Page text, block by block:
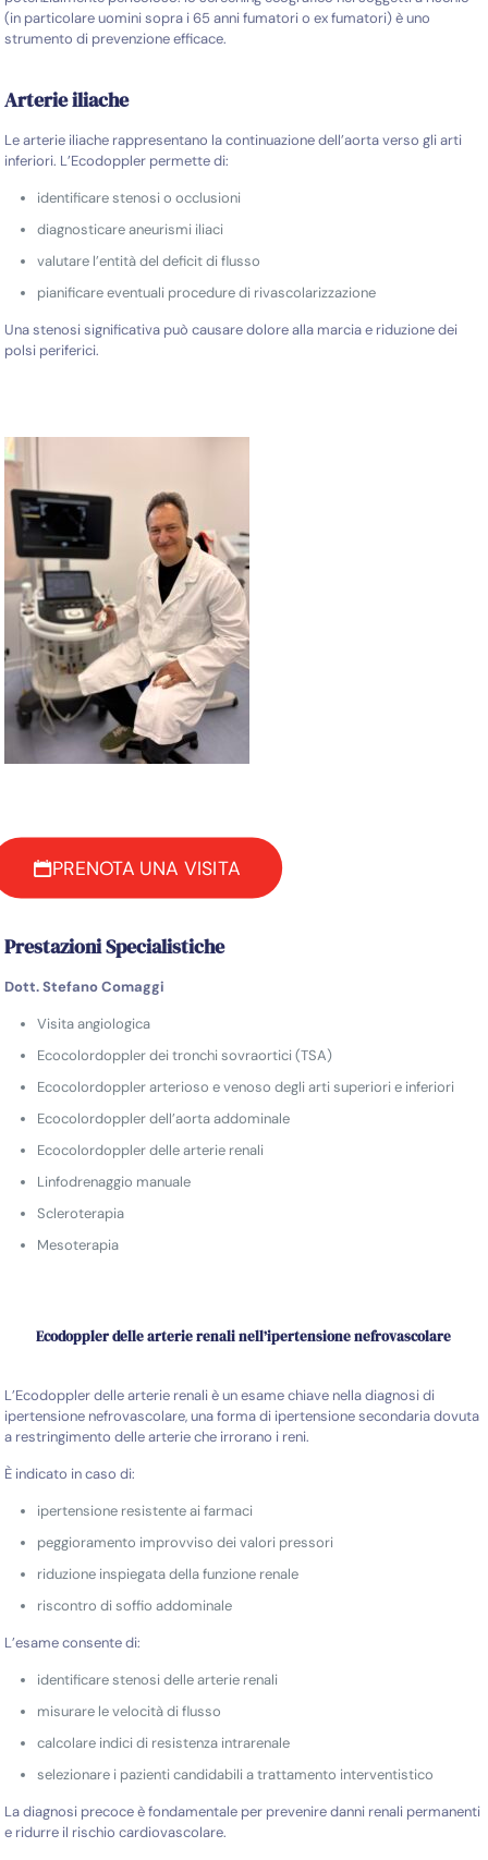
(in particolare uomini sopra i 65 anni fumatori o ex fumatori) è uno
strumento di prevenzione efficace.
Arterie iliache
Le arterie iliache rappresentano la continuazione dell’aorta verso gli arti
inferiori. L’Ecodoppler permette di:
identificare stenosi o occlusioni
diagnosticare aneurismi iliaci
valutare l’entità del deficit di flusso
pianificare eventuali procedure di rivascolarizzazione
Una stenosi significativa può causare dolore alla marcia e riduzione dei
polsi periferici.
PRENOTA UNA VISITA
Prestazioni Specialistiche
Dott. Stefano Comaggi
Visita angiologica
Ecocolordoppler dei tronchi sovraortici (TSA)
Ecocolordoppler arterioso e venoso degli arti superiori e inferiori
Ecocolordoppler dell’aorta addominale
Ecocolordoppler delle arterie renali
Linfodrenaggio manuale
Scleroterapia
Mesoterapia
Ecodoppler delle arterie renali nell’ipertensione nefrovascolare
L’Ecodoppler delle arterie renali è un esame chiave nella diagnosi di
ipertensione nefrovascolare, una forma di ipertensione secondaria dovuta
a restringimento delle arterie che irrorano i reni.
È indicato in caso di:
ipertensione resistente ai farmaci
peggioramento improvviso dei valori pressori
riduzione inspiegata della funzione renale
riscontro di soffio addominale
L’esame consente di:
identificare stenosi delle arterie renali
misurare le velocità di flusso
calcolare indici di resistenza intrarenale
selezionare i pazienti candidabili a trattamento interventistico
La diagnosi precoce è fondamentale per prevenire danni renali permanenti
e ridurre il rischio cardiovascolare.